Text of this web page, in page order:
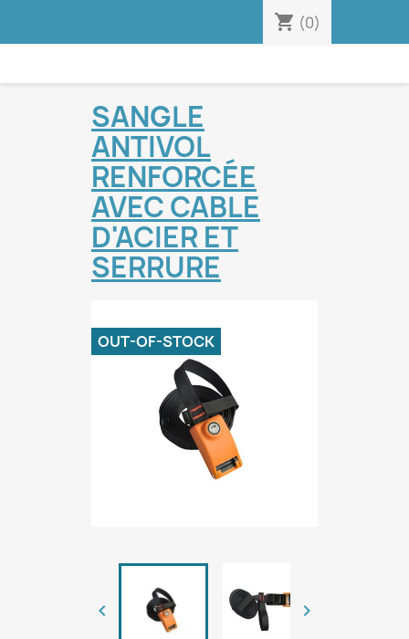
shopping_cart (0)
SANGLE
ANTIVOL
RENFORCÉE
AVEC CABLE
D'ACIER ET
SERRURE
OUT-OF-STOCK
 